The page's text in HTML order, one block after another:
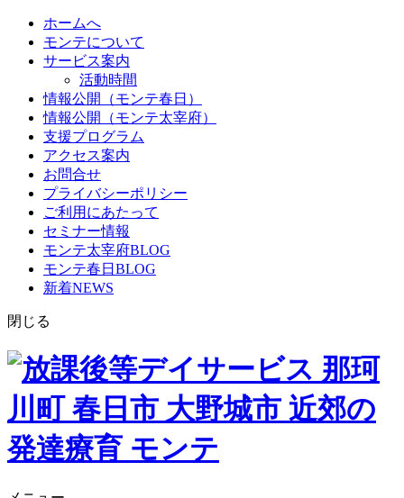
ホームへ
モンテについて
サービス案内
活動時間
情報公開（モンテ春日）
情報公開（モンテ太宰府）
支援プログラム
アクセス案内
お問合せ
プライバシーポリシー
ご利用にあたって
セミナー情報
モンテ太宰府BLOG
モンテ春日BLOG
新着NEWS
閉じる